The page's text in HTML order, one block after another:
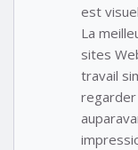
est
La
sites
travail
regarder